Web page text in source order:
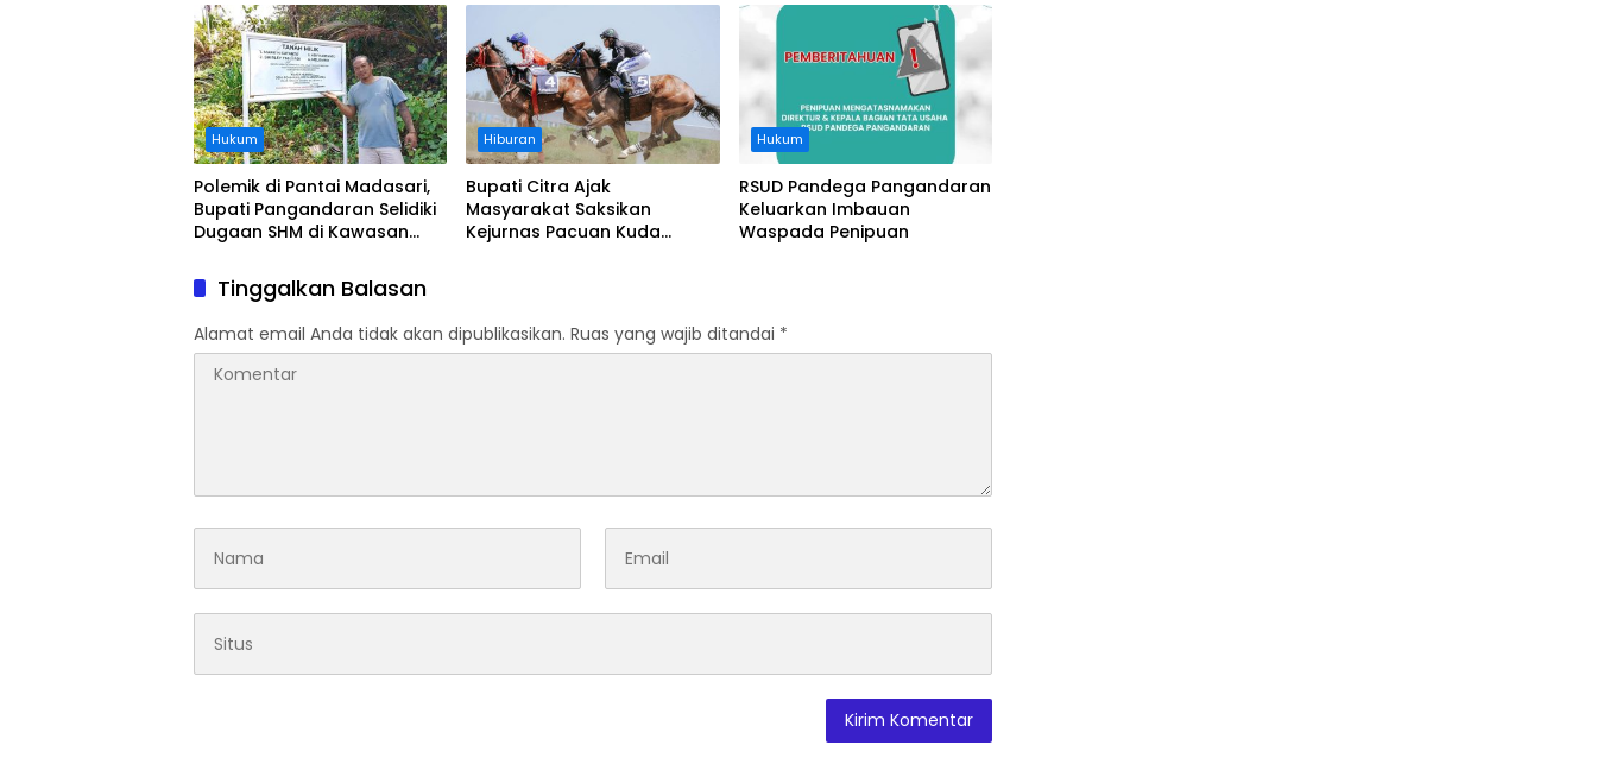
Ditanggung BPJS
Koordinasi Perusahaan
Hukum
Polemik di Pantai Madasari,
Bupati Pangandaran Selidiki
Dugaan SHM di Kawasan
Hiburan
Bupati Citra Ajak
Masyarakat Saksikan
Kejurnas Pacuan Kuda
Hukum
RSUD Pandega Pangandaran
Keluarkan Imbauan
Waspada Penipuan
Tinggalkan Balasan
Alamat email Anda tidak akan dipublikasikan. Ruas yang wajib ditandai *